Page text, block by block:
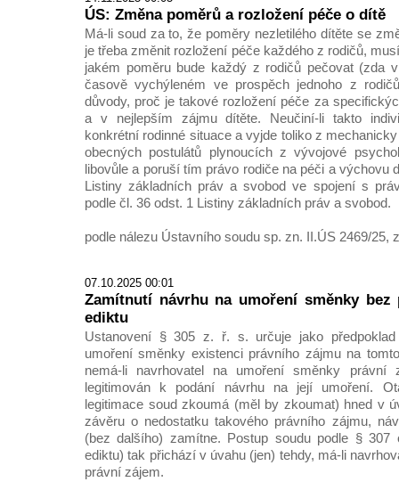
ÚS: Změna poměrů a rozložení péče o dítě
Má-li soud za to, že poměry nezletilého dítěte se
je třeba změnit rozložení péče každého z rodičů,
jakém poměru bude každý z rodičů pečovat (zda
časově vychýleném ve prospěch jednoho z
důvody, proč je takové rozložení péče za
a v nejlepším zájmu dítěte. Neučiní-li takto
konkrétní rodinné situace a vyjde toliko z
obecných postulátů plynoucích z vývojové
libovůle a poruší tím právo rodiče na péči a výchovu
Listiny základních práv a svobod ve spojení s
podle čl. 36 odst. 1 Listiny základních práv a svobod.
podle nálezu Ústavního soudu sp. zn. II.ÚS 2469/25,
07.10.2025 00:01
Zamítnutí návrhu na umoření směnky bez
ediktu
Ustanovení § 305 z. ř. s. určuje jako
umoření směnky existenci právního zájmu na
nemá-li navrhovatel na umoření směnky právní
legitimován k podání návrhu na její umoření.
legitimace soud zkoumá (měl by zkoumat) hned v
závěru o nedostatku takového právního zájmu,
(bez dalšího) zamítne. Postup soudu podle §
ediktu) tak přichází v úvahu (jen) tehdy, má-li
právní zájem.